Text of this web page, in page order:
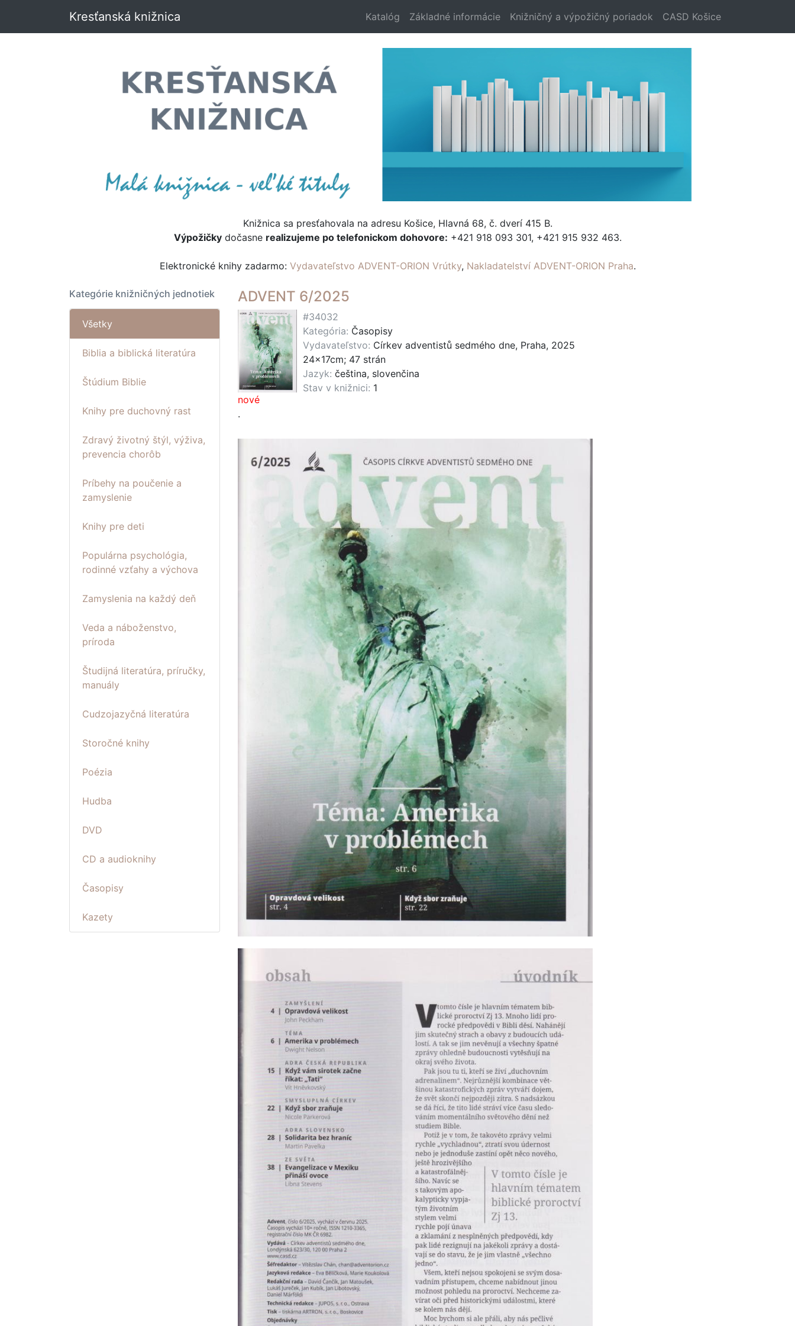
Kresťanská knižnica Katalóg Základné informácie Knižničný a výpožičný poriadok CASD Košice
Knižnica sa presťahovala na adresu Košice, Hlavná 68, č. dverí 415 B.
Výpožičkydočasne realizujeme po telefonickom dohovore: +421 918 093 301, +421 915 932 463.
Elektronické knihy zadarmo: Vydavateľstvo ADVENT-ORION Vrútky, Nakladatelství ADVENT-ORION Praha.
Kategórie knižničných jednotiek
Všetky
Biblia a biblická literatúra
Štúdium Biblie
Knihy pre duchovný rast
Zdravý životný štýl, výživa,
prevencia chorôb
Príbehy na poučenie a
zamyslenie
Knihy pre deti
Populárna psychológia,
rodinné vzťahy a výchova
Zamyslenia na každý deň
Veda a náboženstvo,
príroda
Študijná literatúra, príručky,
manuály
Cudzojazyčná literatúra
Storočné knihy
Poézia
Hudba
DVD
CD a audioknihy
Časopisy
Kazety
ADVENT 6/2025
nové
.
#34032
Kategória: Časopisy
Vydavateľstvo: Církev adventistů sedmého dne, Praha, 2025
24x17cm; 47 strán
Jazyk: čeština, slovenčina
Stav v knižnici: 1